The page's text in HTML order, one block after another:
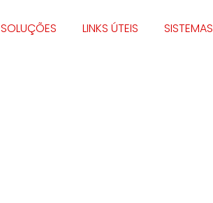
SOLUÇÕES LINKS ÚTEIS SISTEMAS